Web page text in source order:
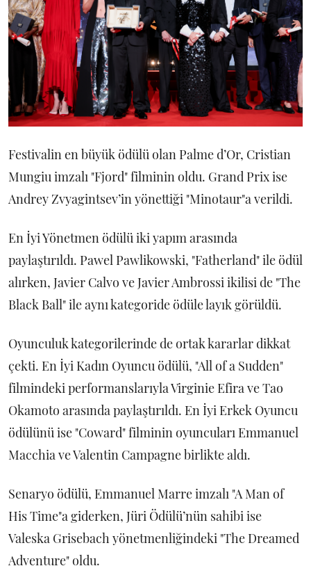
Festivalin en büyük ödülü olan Palme d’Or, Cristian
Mungiu imzalı "Fjord" filminin oldu. Grand Prix ise
Andrey Zvyagintsev’in yönettiği "Minotaur"a verildi.
En İyi Yönetmen ödülü iki yapım arasında
paylaştırıldı. Pawel Pawlikowski, "Fatherland" ile ödül
alırken, Javier Calvo ve Javier Ambrossi ikilisi de "The
Black Ball" ile aynı kategoride ödüle layık görüldü.
Oyunculuk kategorilerinde de ortak kararlar dikkat
çekti. En İyi Kadın Oyuncu ödülü, "All of a Sudden"
filmindeki performanslarıyla Virginie Efira ve Tao
Okamoto arasında paylaştırıldı. En İyi Erkek Oyuncu
ödülünü ise "Coward" filminin oyuncuları Emmanuel
Macchia ve Valentin Campagne birlikte aldı.
Senaryo ödülü, Emmanuel Marre imzalı "A Man of
His Time"a giderken, Jüri Ödülü’nün sahibi ise
Valeska Grisebach yönetmenliğindeki "The Dreamed
Adventure" oldu.